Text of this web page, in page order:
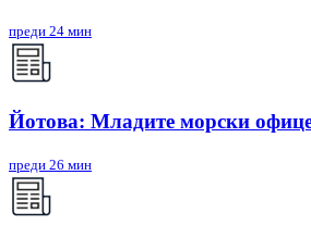
преди 24 мин
Йотова: Младите морски
преди 26 мин